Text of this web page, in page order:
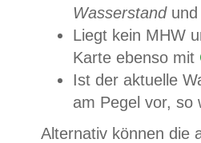
Wasserstandund
Liegt kein MHW
Karte ebenso mit
Ist der aktuelle
am Pegel vor,
Alternativ können die